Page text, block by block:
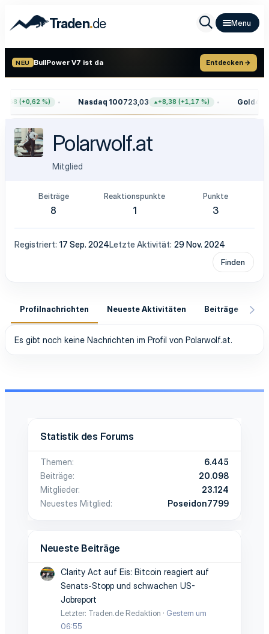
Traden.de
NEU BullPower V7 ist da Entdecken →
(+0,62 %) Nasdaq 100723,03 +8,38 (+1,17 %) Gold
Polarwolf.at
Mitglied
Beiträge
8
Reaktionspunkte
1
Punkte
3
Registriert 17 Sep. 2024Letzte Aktivität 29 Nov. 2024
Finden
Profilnachrichten Neueste Aktivitäten Beiträge
Es gibt noch keine Nachrichten im Profil von Polarwolf.at.
Statistik des Forums
Themen
6.445
Beiträge
20.098
Mitglieder
23.124
Neuestes Mitglied
Poseidon7799
Neueste Beiträge
Clarity Act auf Eis: Bitcoin reagiert auf
Senats-Stopp und schwachen US-
Jobreport
Letzter: Traden.de Redaktion
Gestern um
06:55